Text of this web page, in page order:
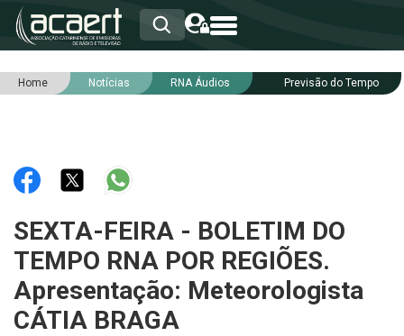
HOME
RNA
NOTÍCIAS
INTEGRIDADE
Home Notícias RNA Áudios Previsão do Tempo
SEXTA-FEIRA - BOLETIM DO
TEMPO RNA POR REGIÕES.
Apresentação: Meteorologista
CÁTIA BRAGA